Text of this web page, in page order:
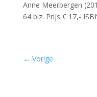
Anne Meerbergen
64 blz. Prijs € 17,-
← Vorige